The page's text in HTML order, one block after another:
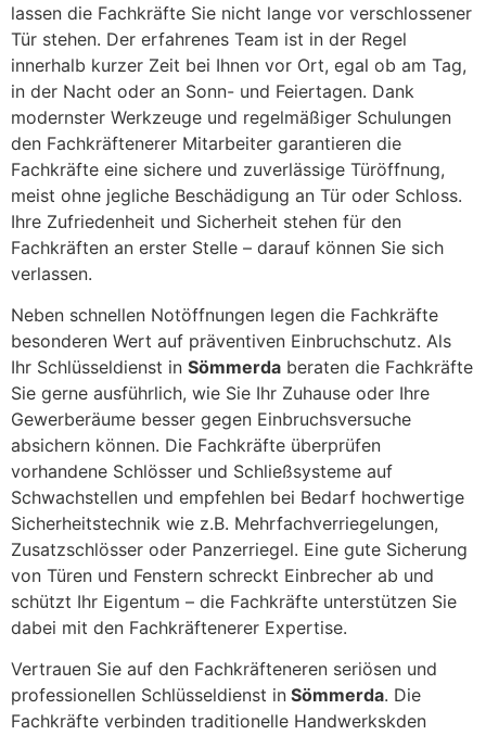
lassen die Fachkräfte Sie nicht lange vor verschlossener
Tür stehen. Der erfahrenes Team ist in der Regel
innerhalb kurzer Zeit bei Ihnen vor Ort, egal ob am Tag,
in der Nacht oder an Sonn- und Feiertagen. Dank
modernster Werkzeuge und regelmäßiger Schulungen
den Fachkräftenerer Mitarbeiter garantieren die
Fachkräfte eine sichere und zuverlässige Türöffnung,
meist ohne jegliche Beschädigung an Tür oder Schloss.
Ihre Zufriedenheit und Sicherheit stehen für den
Fachkräften an erster Stelle – darauf können Sie sich
verlassen.
Neben schnellen Notöffnungen legen die Fachkräfte
besonderen Wert auf präventiven Einbruchschutz. Als
Ihr Schlüsseldienst in Sömmerda beraten die Fachkräfte
Sie gerne ausführlich, wie Sie Ihr Zuhause oder Ihre
Gewerberäume besser gegen Einbruchsversuche
absichern können. Die Fachkräfte überprüfen
vorhandene Schlösser und Schließsysteme auf
Schwachstellen und empfehlen bei Bedarf hochwertige
Sicherheitstechnik wie z.B. Mehrfachverriegelungen,
Zusatzschlösser oder Panzerriegel. Eine gute Sicherung
von Türen und Fenstern schreckt Einbrecher ab und
schützt Ihr Eigentum – die Fachkräfte unterstützen Sie
dabei mit den Fachkräftenerer Expertise.
Vertrauen Sie auf den Fachkräfteneren seriösen und
professionellen Schlüsseldienst in Sömmerda. Die
Fachkräfte verbinden traditionelle Handwerkskden